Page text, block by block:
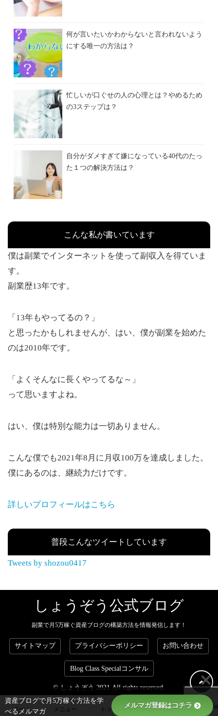
何が言いたいかわからないと言われないよう
にする唯一の方法は？
忙しいが口ぐせの人の心理とは？やめるため
の3ステップは？
自分がダメすぎて嫌になっている40代のたっ
た１つの解決方法は？
こんな私が書いています
僕は副業でインターネットを使って副収入を得ていま
す。
副業歴13年です。
「13年もやってるの？」
と思ったかもしれませんが、はい、僕が副業を始めた
のは2010年です。
「よくそんなに長くやってるな～」
って思いますよね。
はい、僕は特別な能力は一切ありません。
こんな僕でも2021年8月に月収100万を達成しました。
僕にあるのは、継続力だけです。
詳しいプロフィールはこちら
普段こんなツイートしています
Tweets by shozou0417
しょうぞう公式ブログ
副業で月5万稼ぐ資産ブログの構築方法を情報発信します！
サイトマップ プライバシーポリシー お問い合わせ
Blog Class Specialコンサル
© しょうぞう 2021 All rights reserved.
ホーム メニュー トップ フォロー
Blog Class Special
資産ブログで月5万稼ぐ方法を学
べるメルマガ
メルマガ登録はコチラ